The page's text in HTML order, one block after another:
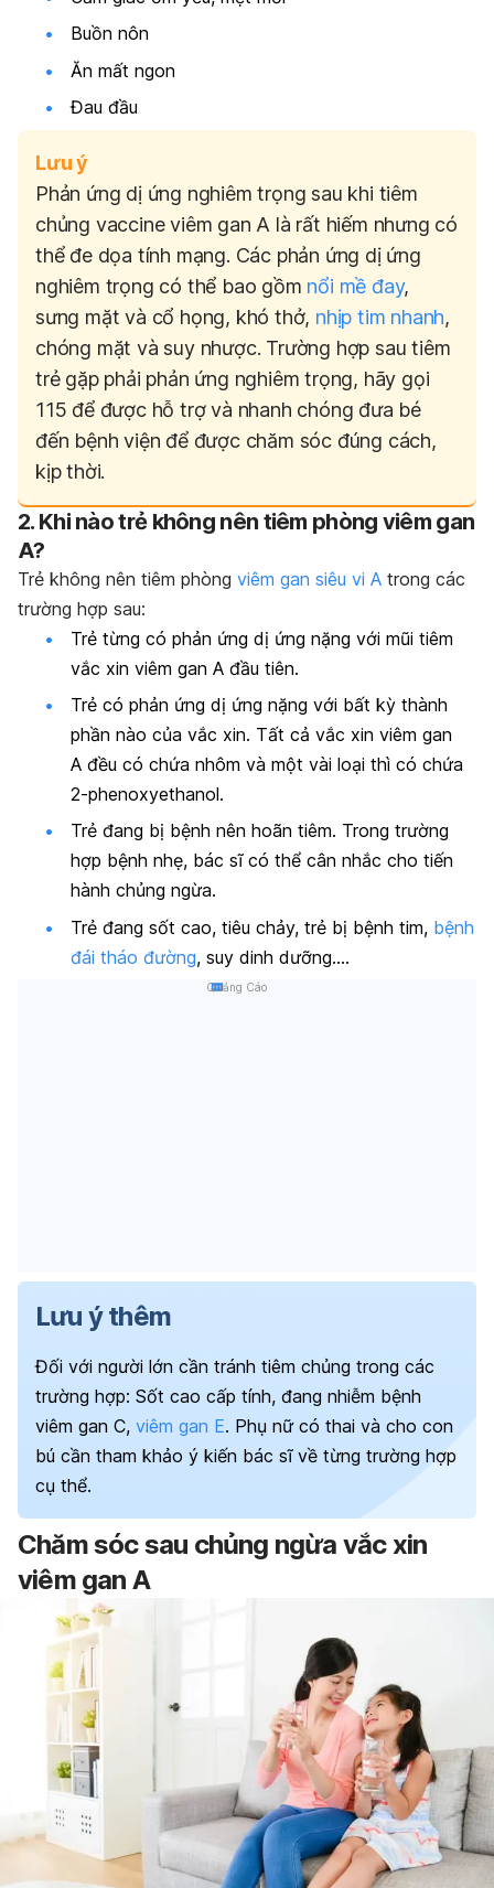
Buồn nôn
Ăn mất ngon
Đau đầu
Lưu ý
Phản ứng dị ứng nghiêm trọng sau khi tiêm
chủng vaccine viêm gan A là rất hiếm nhưng có
thể đe dọa tính mạng. Các phản ứng dị ứng
nghiêm trọng có thể bao gồm nổi mề đay,
sưng mặt và cổ họng, khó thở, nhịp tim nhanh,
chóng mặt và suy nhược. Trường hợp sau tiêm
trẻ gặp phải phản ứng nghiêm trọng, hãy gọi
115 để được hỗ trợ và nhanh chóng đưa bé
đến bệnh viện để được chăm sóc đúng cách,
kịp thời.
2. Khi nào trẻ không nên tiêm phòng viêm gan
A?
Trẻ không nên tiêm phòng viêm gan siêu vi A trong các
trường hợp sau:
Trẻ từng có phản ứng dị ứng nặng với mũi tiêm
vắc xin viêm gan A đầu tiên.
Trẻ có phản ứng dị ứng nặng với bất kỳ thành
phần nào của vắc xin. Tất cả vắc xin viêm gan
A đều có chứa nhôm và một vài loại thì có chứa
2-phenoxyethanol.
Trẻ đang bị bệnh nên hoãn tiêm. Trong trường
hợp bệnh nhẹ, bác sĩ có thể cân nhắc cho tiến
hành chủng ngừa.
Trẻ đang sốt cao, tiêu chảy, trẻ bị bệnh tim, bệnh
đái tháo đường, suy dinh dưỡng….
Quảng Cáo
Lưu ý thêm
Đối với người lớn cần tránh tiêm chủng trong các
trường hợp: Sốt cao cấp tính, đang nhiễm bệnh
viêm gan C, viêm gan E. Phụ nữ có thai và cho con
bú cần tham khảo ý kiến bác sĩ về từng trường hợp
cụ thể.
Chăm sóc sau chủng ngừa vắc xin
viêm gan A